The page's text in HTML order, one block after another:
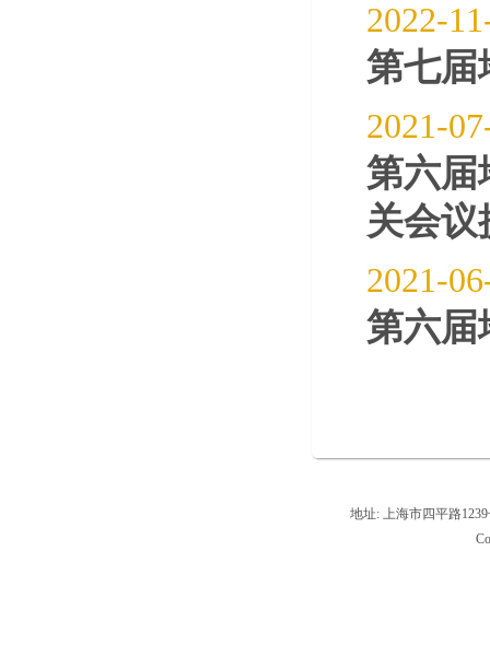
2022-
第七届
2021-
第六届
关会
2021-
第六届
地址: 上海市四平路